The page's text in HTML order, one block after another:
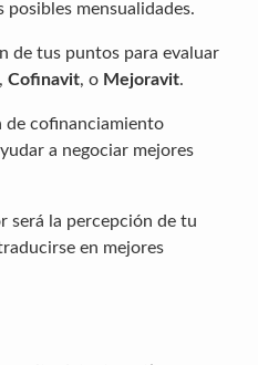
mensualidades.
de tus puntos para evaluar
, Cofinavit, o Mejoravit.
de cofinanciamiento
a negociar mejores
será la percepción de tu
en mejores